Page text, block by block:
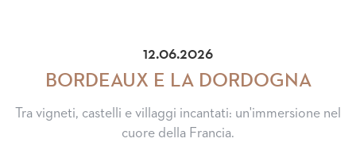
12.06.2026
BORDEAUX E LA DORDOGNA
Tra vigneti, castelli e villaggi incantati: un'immersione nel
cuore della Francia.